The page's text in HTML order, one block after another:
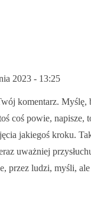
2023 - 13:25
komentarz. Myślę,
coś powie, napisze,
jakiegoś kroku.
uważniej
przez ludzi, myśli,